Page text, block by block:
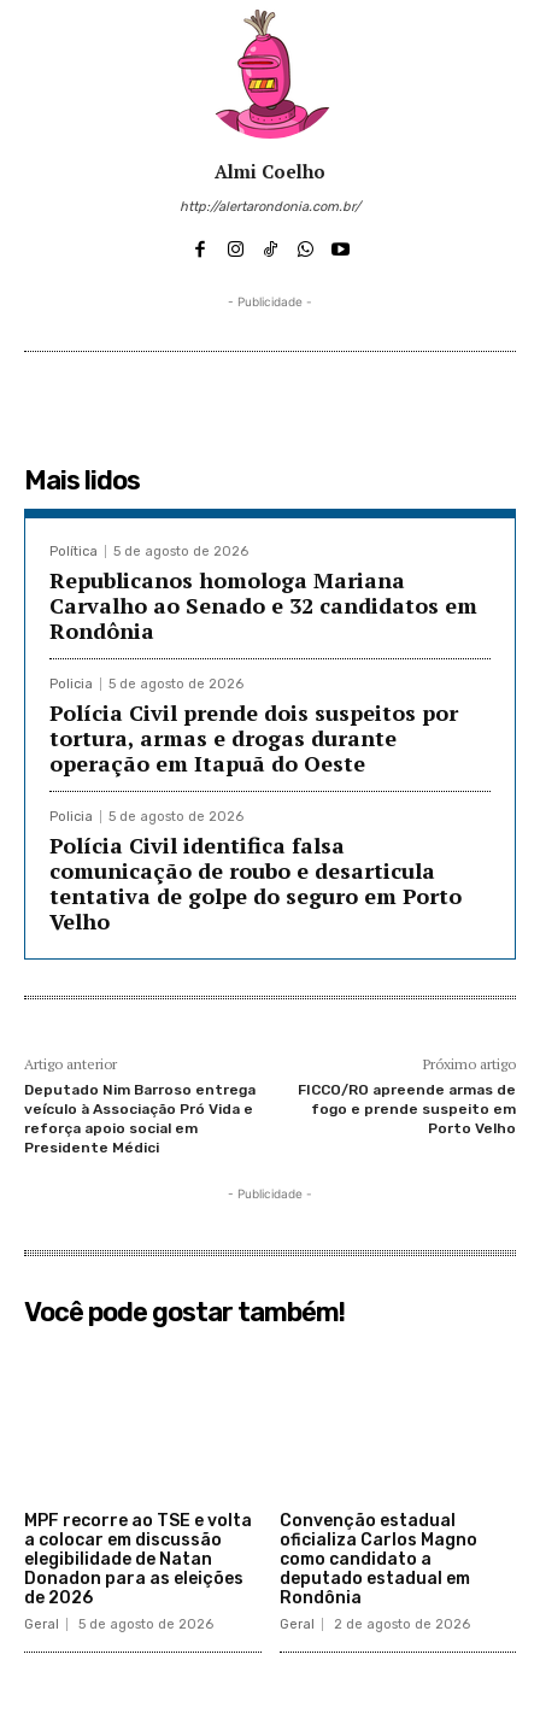
Almi Coelho
http://alertarondonia.com.br/
- Publicidade -
Mais lidos
Política 5 de agosto de 2026
Republicanos homologa Mariana
Carvalho ao Senado e 32 candidatos em
Rondônia
Policia 5 de agosto de 2026
Polícia Civil prende dois suspeitos por
tortura, armas e drogas durante
operação em Itapuã do Oeste
Policia 5 de agosto de 2026
Polícia Civil identifica falsa
comunicação de roubo e desarticula
tentativa de golpe do seguro em Porto
Velho
Artigo anterior
Deputado Nim Barroso entrega
veículo à Associação Pró Vida e
reforça apoio social em
Presidente Médici
Próximo artigo
FICCO/RO apreende armas de
fogo e prende suspeito em
Porto Velho
- Publicidade -
Você pode gostar também!
MPF recorre ao TSE e volta
a colocar em discussão
elegibilidade de Natan
Donadon para as eleições
de 2026
Geral 5 de agosto de 2026
Convenção estadual
oficializa Carlos Magno
como candidato a
deputado estadual em
Rondônia
Geral 2 de agosto de 2026